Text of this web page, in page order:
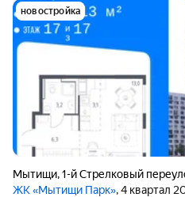
новостройка
Мытищи,1-й Стрелковый
ЖК «Мытищи Парк», 4 квартал